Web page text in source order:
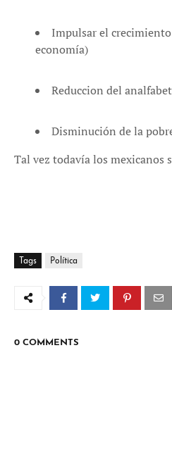
Impulsar el
economía)
Reduccion del
Disminución de la
Tal vez todavía los mexicanos
Tags Política
0 COMMENTS